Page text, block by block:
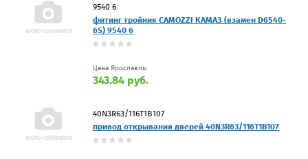
9540 6
фитинг тройник CAMOZZI КАМАЗ (взамен D6540-
6S) 9540 6
Цена Ярославль:
343.84 руб.
40N3R63/116T1B107
привод открывания дверей 40N3R63/116T1B107